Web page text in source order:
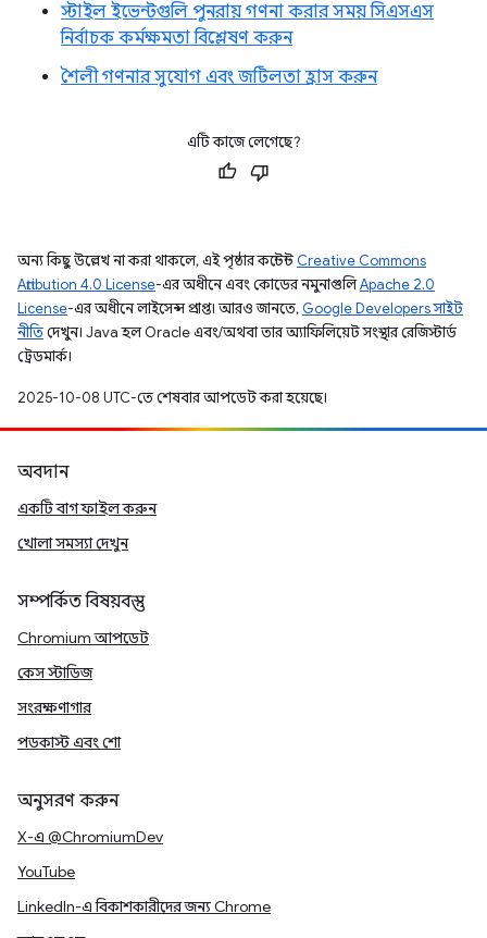
স্টাইল ইভেন্টগুলি পুনরায় গণনা করার সময় সিএসএস
নির্বাচক কর্মক্ষমতা বিশ্লেষণ করুন
শৈলী গণনার সুযোগ এবং জটিলতা হ্রাস করুন
এটি কাজে লেগেছে?
অন্য কিছু উল্লেখ না করা থাকলে, এই পৃষ্ঠার কন্টেন্ট Creative Commons
Attribution 4.0 License-এর অধীনে এবং কোডের নমুনাগুলিApache 2.0
License-এর অধীনে লাইসেন্স প্রাপ্ত। আরও জানতে, Google Developers সাইট
নীতিদেখুন। Java হল Oracle এবং/অথবা তার অ্যাফিলিয়েট সংস্থার রেজিস্টার্ড
ট্রেডমার্ক।
2025-10-08 UTC-তে শেষবার আপডেট করা হয়েছে।
অবদান
একটি বাগ ফাইল করুন
খোলা সমস্যা দেখুন
সম্পর্কিত বিষয়বস্তু
Chromium আপডেট
কেস স্টাডিজ
সংরক্ষণাগার
পডকাস্ট এবং শো
অনুসরণ করুন
X-এ @ChromiumDev
YouTube
LinkedIn-এ বিকাশকারীদের জন্য Chrome